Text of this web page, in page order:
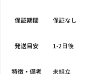
保証期間 保証なし
発送目安 1-2日後
特徴・備考 未組立